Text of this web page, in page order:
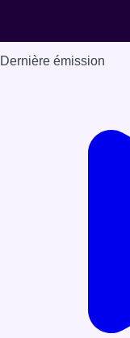
Dernière émission